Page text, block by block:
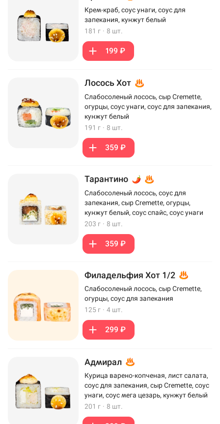
Крем-краб, соус унаги, соус для
запекания, кунжут белый
181 г · 8 шт.
199 ₽
Лосось Хот
Слабосоленый лосось, сыр Cremette,
огурцы, соус унаги, соус для запекания,
кунжут белый
191 г · 8 шт.
359 ₽
Тарантино
Слабосоленый лосось, соус для
запекания, сыр Cremette, огурцы,
кунжут белый, соус спайс, соус унаги
203 г · 8 шт.
359 ₽
Филадельфия Хот 1/2
Слабосоленый лосось, сыр Cremette,
огурцы, соус для запекания
125 г · 4 шт.
299 ₽
Адмирал
Курица варено-копченая, лист салата,
соус для запекания, сыр Cremette, соус
унаги, соус мега цезарь, кунжут белый
201 г · 8 шт.